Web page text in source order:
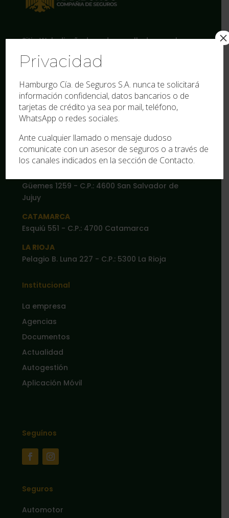
Sitio Web diseñado y desarrollado por el
Departamento de Sistemas de Hamburgo Cía.
de Seguros S.A.
Santiago del Estero. Argentina. 2026
SALTA
TUCUMÁN
24 de Septiembre 860 C.P.: 4000 Tucumán
Güemes 1259 - C.P.: 4600 San Salvador de
Jujuy
CATAMARCA
Esquiú 551 - C.P.: 4700 Catamarca
LA RIOJA
Pelagio B. Luna 227 - C.P.: 5300 La Rioja
Institucional
La empresa
Agencias
Documentos
Actualidad
Autogestión
Aplicación Móvil
Seguínos
Seguros
Automotor
Privacidad
Hamburgo Cía. de Seguros S.A. nunca te solicitará
información confidencial, datos bancarios o de
tarjetas de crédito ya sea por mail, teléfono,
WhatsApp o redes sociales.
Ante cualquier llamado o mensaje dudoso
comunicate con un asesor de seguros o a través de
los canales indicados en la sección de Contacto.
×